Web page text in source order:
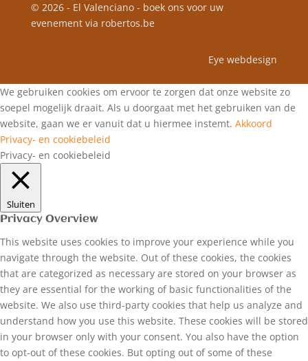
© 2026 - El Valenciano - boek ons voor uw
evenement via robertos.be
Eye webdesign
We gebruiken cookies om ervoor te zorgen dat onze website zo
soepel mogelijk draait. Als u doorgaat met het gebruiken van de
website, gaan we er vanuit dat u hiermee instemt. Akkoord
Privacy- en cookiebeleid
Privacy- en cookiebeleid
Sluiten
Privacy Overview
This website uses cookies to improve your experience while you
navigate through the website. Out of these cookies, the cookies
that are categorized as necessary are stored on your browser as
they are essential for the working of basic functionalities of the
website. We also use third-party cookies that help us analyze and
understand how you use this website. These cookies will be stored
in your browser only with your consent. You also have the option
to opt-out of these cookies. But opting out of some of these